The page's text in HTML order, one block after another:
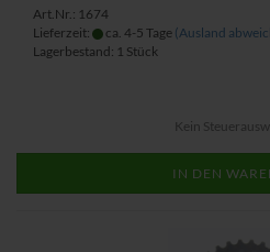
Art.Nr.: 1674
Lieferzeit:
ca. 4-5 Tage (Ausland
Lagerbestand: 1 Stück
Kein
IN DEN